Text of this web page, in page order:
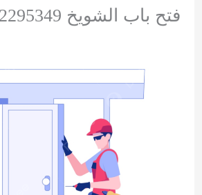
فتح باب الشويخ 92295349